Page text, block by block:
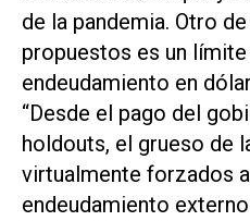
de la pandemia. Otro
propuestos es un límite
endeudamiento en
“Desde el pago del
holdouts, el grueso de
virtualmente forzados
endeudamiento